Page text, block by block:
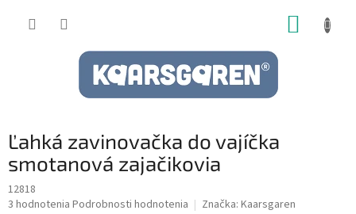
Ľahká zavinovačka do vajíčka
smotanová zajačikovia
12818
Priemerné
3 hodnotenia Podrobnosti hodnotenia Značka: Kaarsgaren